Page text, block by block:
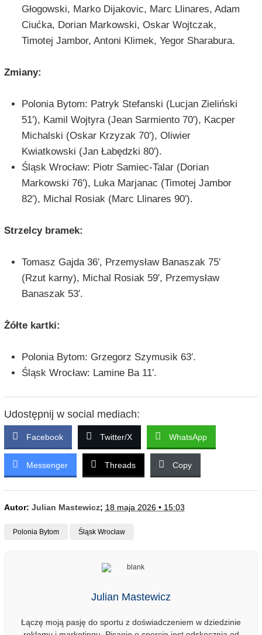
Głogowski, Marko Dijakovic, Marc Llinares, Adam
Ciućka, Dorian Markowski, Oskar Wojtczak,
Timotej Jambor, Antoni Klimek, Yegor Sharabura.
Zmiany:
Polonia Bytom: Patryk Stefanski (Lucjan Zieliński
51′), Kamil Wojtyra (Jean Sarmiento 70′), Kacper
Michalski (Oskar Krzyzak 70′), Oliwier
Kwiatkowski (Jan Łabędzki 80′).
Śląsk Wrocław: Piotr Samiec-Talar (Dorian
Markowski 76′), Luka Marjanac (Timotej Jambor
82′), Michal Rosiak (Marc Llinares 90′).
Strzelcy bramek:
Tomasz Gajda 36′, Przemysław Banaszak 75′
(Rzut karny), Michal Rosiak 59′, Przemysław
Banaszak 53′.
Żółte kartki:
Polonia Bytom: Grzegorz Szymusik 63′.
Śląsk Wrocław: Lamine Ba 11′.
Udostępnij w social mediach:
Facebook Twitter/X WhatsApp
Messenger Threads Copy
Autor: Julian Mastewicz; 18 maja 2026 • 15:03
Polonia Bytom Śląsk Wrocław
Julian Mastewicz
Łączę moją pasję do sportu z doświadczeniem w dziedzinie